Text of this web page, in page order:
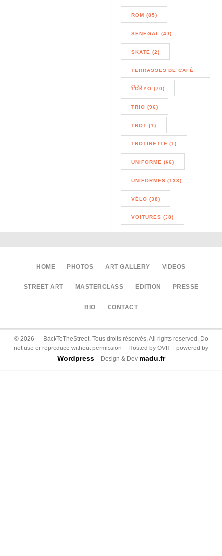
ROM (85)
SENEGAL (40)
SKATE (2)
TERRASSES DE CAFÉ
(17)
TOKYO (70)
TRIO (96)
TROT (1)
TROTINETTE (1)
UNIFORME (66)
UNIFORMES (133)
VÉLO (38)
VOITURES (38)
HOME PHOTOS ART GALLERY VIDEOS
STREET ART MASTERCLASS EDITION PRESSE
BIO CONTACT
© 2026 — BackToTheStreet. Tous droits réservés. All rights reserved. Do
not use or reproduce without permission – Hosted by OVH – powered by
Wordpress– Design & Dev madu.fr